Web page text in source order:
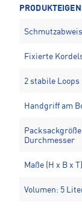
Fixierte
2 stabile Loops
Handgriff am
Durchmesser
Maße (H x B x
Volumen: 5